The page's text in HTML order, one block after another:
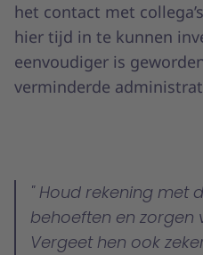
het contact met
hier tijd in te kunnen
eenvoudiger is
verminderde
Houd rekening met
behoeften en zorgen
Vergeet hen ook